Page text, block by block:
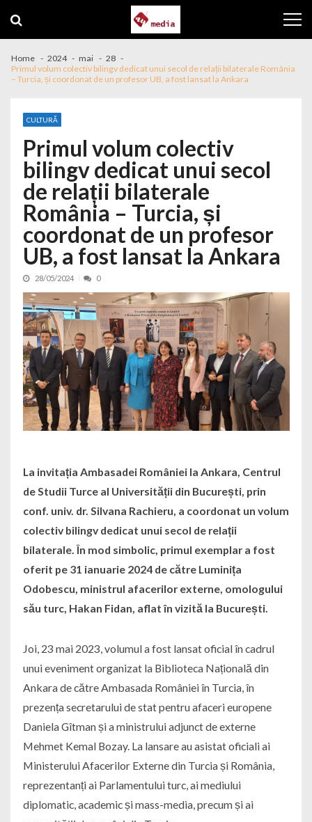
Home 2024 mai
28
Primul volum colectiv bilingv dedicat unui secol de relații bilaterale România
– Turcia, și coordonat de un profesor UB, a fost lansat la Ankara
CULTURĂ
Primul volum colectiv
bilingv dedicat unui secol
de relații bilaterale
România – Turcia, și
coordonat de un profesor
UB, a fost lansat la Ankara
28/05/2024 0
La invitația Ambasadei României la Ankara, Centrul
de Studii Turce al Universității din București, prin
conf. univ. dr. Silvana Rachieru, a coordonat un volum
colectiv bilingv dedicat unui secol de relații
bilaterale. În mod simbolic, primul exemplar a fost
oferit pe 31 ianuarie 2024 de către Luminița
Odobescu, ministrul afacerilor externe, omologului
său turc, Hakan Fidan, aflat în vizită la București.
Joi, 23 mai 2023, volumul a fost lansat oficial în cadrul
unui eveniment organizat la Biblioteca Națională din
Ankara de către Ambasada României în Turcia, în
prezența secretarului de stat pentru afaceri europene
Daniela Gîtman și a ministrului adjunct de externe
Mehmet Kemal Bozay. La lansare au asistat oficiali ai
Ministerului Afacerilor Externe din Turcia și România,
reprezentanți ai Parlamentului turc, ai mediului
diplomatic, academic și mass-media, precum și ai